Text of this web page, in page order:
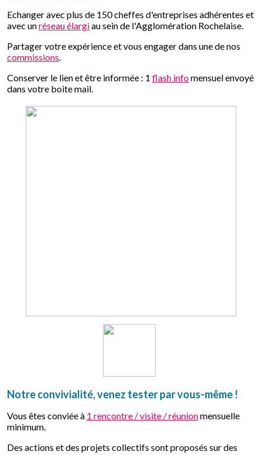
Echanger avec plus de 150 cheffes d'entreprises adhérentes et
avec unréseau élargiau sein de l'Agglomération Rochelaise.
Partager votre expérience et vous engager dans une de nos
commissions.
Conserver le lien et être informée : 1 flash infomensuel envoyé
dans votre boite mail.
Notre convivialité, venez tester par vous-même !
Vous êtes conviée à 1 rencontre / visite / réunionmensuelle
minimum.
Des actions et des projets collectifs sont proposés sur des